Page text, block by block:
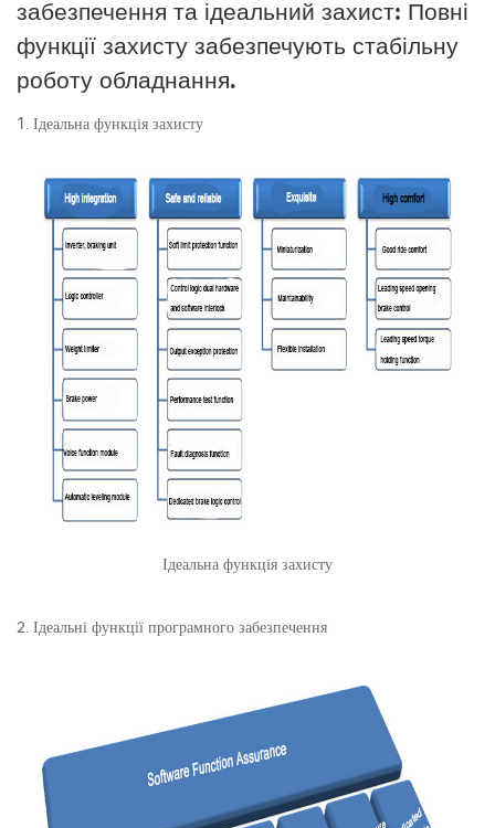
забезпечення та ідеальний захист: Повні
функції захисту забезпечують стабільну
роботу обладнання.
1. Ідеальна функція захисту
Ідеальна функція захисту
2. Ідеальні функції програмного забезпечення